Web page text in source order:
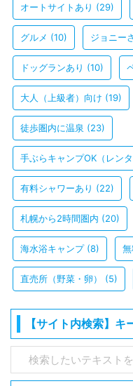
オートサイトあり (29)
グルメ (10) ジョニー
ドッグランあり (10)
大人（上級者）向け (19)
徒歩圏内に温泉 (23)
手ぶらキャンプOK（レンタ
有料シャワーあり (22)
札幌から2時間圏内 (20)
海水浴キャンプ(8)
直売所（野菜・卵） (5)
【サイト内検索】